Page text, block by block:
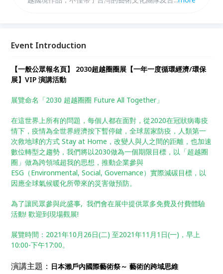
之種種問題，循環經濟是文明與自然共生共存的一種新
分享。
Event Introduction
【一般公眾報名頁】 2030超越圈圈展【一年一度循環經濟/環保
展】VIP 演講活動
展覽命名「2030 超越圈圈 Future All Together」
在這世界上所有的問題，每個人都在面對，從2020在冠狀病毒疫
情下，疫情為全世界經濟按下暫停鍵，全球居家防疫，人類第一
次救地球的方式 Stay at Home，改變人與人之間的距離，也加速
數位轉型之趨勢，我們將以2030做為一個期限目標，以「超越圈
圈」做為跨領域超我的思想，推動企業參與
ESG（Environmental, Social, Governance）實際減碳目標，以
因應全球氣候暖化所帶來的災害做預防。
為了讓民眾參與此盛事, 我們會在展中提供眾多免費及付費體驗
活動! 歡迎到現場觀展!
展覽時間：2021年10月26日(二) 至2021年11月1日(一)，早上
10:00-下午17:00。
演講主題： 日本瀨戶內國際藝術祭～ 藝術的跨域思維